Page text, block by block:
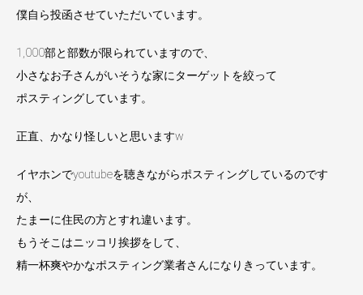
僕自ら投函させていただいています。
1,000部と部数が限られていますので、
小さなお子さんがいそうな家にターゲットを絞って
ポスティングしています。
正直、かなり怪しいと思いますw
イヤホンでyoutubeを聴きながらポスティングしているのです
が、
たまーに住民の方とすれ違います。
もうそこはニッコリ挨拶をして、
精一杯爽やかなポスティング業者さんになりきっています。